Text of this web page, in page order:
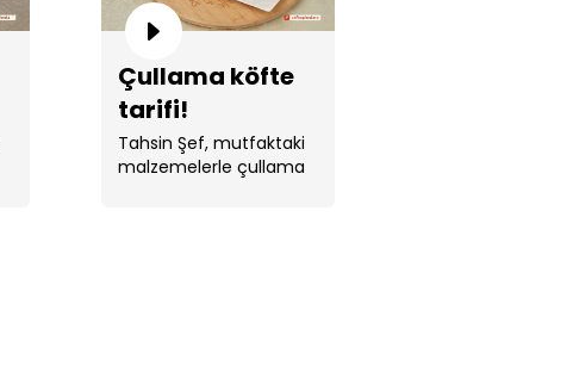
Çullama köfte
tarifi!
Tahsin Şef, mutfaktaki
malzemelerle çullama